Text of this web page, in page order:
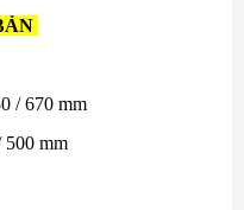
/ 670 mm
500 mm